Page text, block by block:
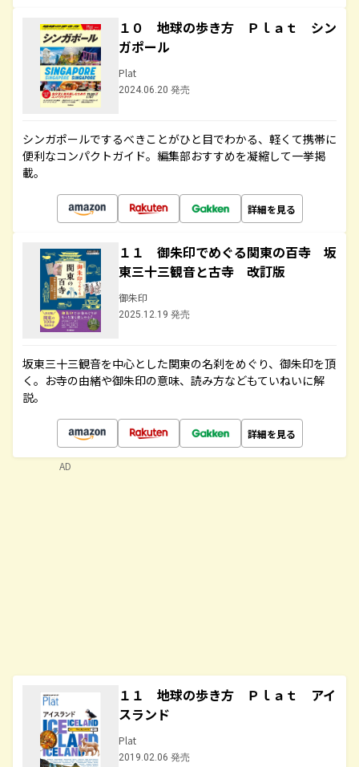
１０ 地球の歩き方 Ｐｌａｔ シン
ガポール
Plat
2024.06.20 発売
シンガポールでするべきことがひと目でわかる、軽くて携帯に
便利なコンパクトガイド。編集部おすすめを凝縮して一挙掲
載。
詳細を見る
１１ 御朱印でめぐる関東の百寺 坂
東三十三観音と古寺 改訂版
御朱印
2025.12.19 発売
坂東三十三観音を中心とした関東の名刹をめぐり、御朱印を頂
く。お寺の由緒や御朱印の意味、読み方などもていねいに解
説。
詳細を見る
１１ 地球の歩き方 Ｐｌａｔ アイ
スランド
Plat
2019.02.06 発売
AD